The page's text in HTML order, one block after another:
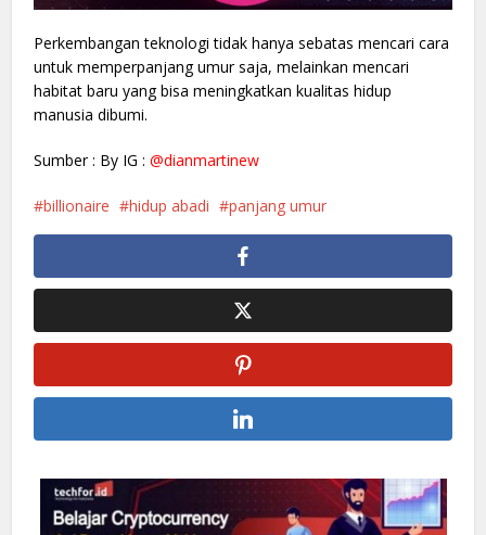
Perkembangan teknologi tidak hanya sebatas mencari cara
untuk memperpanjang umur saja, melainkan mencari
habitat baru yang bisa meningkatkan kualitas hidup
manusia dibumi.
Sumber : By IG :@dianmartinew
billionaire hidup abadi panjang umur